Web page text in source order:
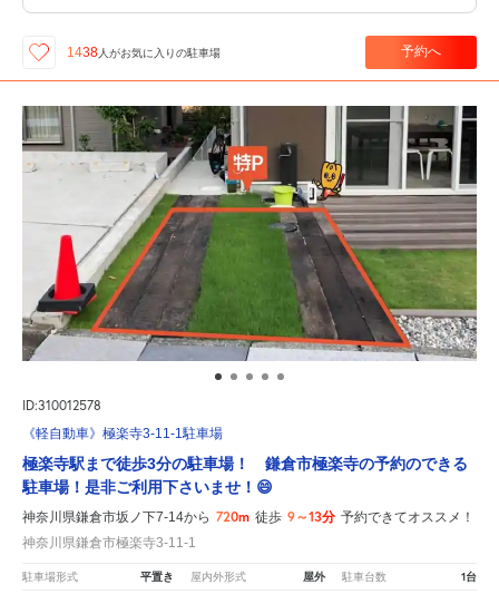
1438 人がお気に入りの駐車場 予約へ
ID:310012578
《軽自動車》極楽寺3-11-1駐車場
極楽寺駅まで徒歩3分の駐車場！ 鎌倉市極楽寺の予約のできる
駐車場！是非ご利用下さいませ！😄
神奈川県鎌倉市坂ノ下7-14から 720m 徒歩 9～13分 予約できてオススメ！
神奈川県鎌倉市極楽寺3-11-1
駐車場形式 平置き 屋内外形式 屋外 駐車台数 1台